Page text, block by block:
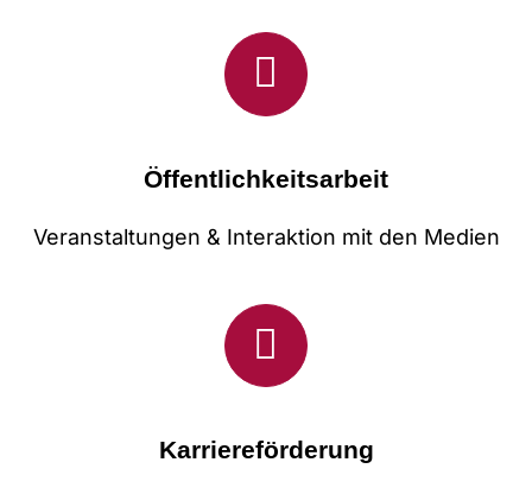
Öffentlichkeitsarbeit
Veranstaltungen & Interaktion mit den Medien
Karriereförderung